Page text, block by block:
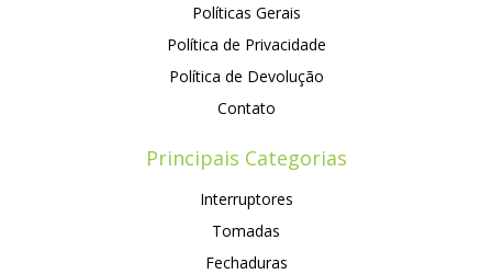
Políticas Gerais
Política de Privacidade
Política de Devolução
Contato
Principais Categorias
Interruptores
Tomadas
Fechaduras